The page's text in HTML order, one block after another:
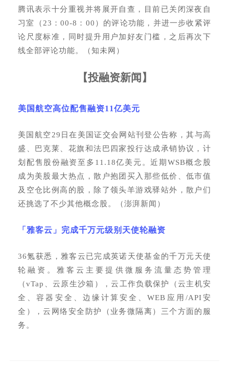
腾讯表示十分重视并将展开自查，目前已关闭深夜自
习室（23：00-8：00）的评论功能，并进一步收紧评
论尺度标准，同时提升用户加好友门槛，之后再次下
线全部评论功能。（知未网）
【投融资新闻 】
美国航空高位配售融资11亿美元
美国航空 29日在美国证交会网站刊登公告称，其与高
盛、巴克莱、花旗和法巴四家投行达成承销协议，计
划配售股份融资至多11.18亿美元。近期WSB概念股
成为美股最大热点，散户抱团买入那些低价、低市值
及空仓比例高的股，除了领头羊游戏驿站外，散户们
还挑选了不少其他概念股。（澎湃新闻）
「雅客云」完成千万元级别天使轮融资
36氪获悉，雅客云已完成英诺天使基金的千万元天使
轮融资。雅客云主要提供微服务流量态势管理
（vTap、云原生沙箱），云工作负载保护（云主机安
全、容器安全、边缘计算安全、WEB应用/API安
全），云网络安全防护（业务微隔离）三个方面的服
务。